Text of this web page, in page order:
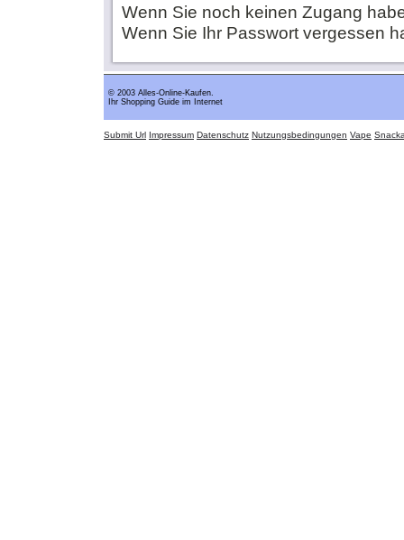
Wenn Sie noch keinen Zugang
Wenn Sie Ihr Passwort vergessen
© 2003 Alles-Online-Kaufen.
Ihr Shopping Guide im Internet
Submit Url Impressum Datenschutz Nutzungsbedingungen Vape